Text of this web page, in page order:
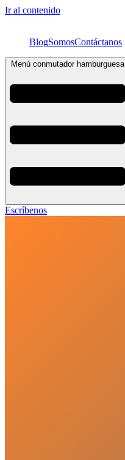
Ir al contenido
BlogSomosContáctanos
Menú conmutador hamburguesa
Escríbenos